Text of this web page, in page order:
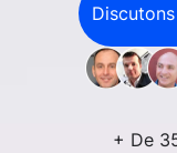
+ De